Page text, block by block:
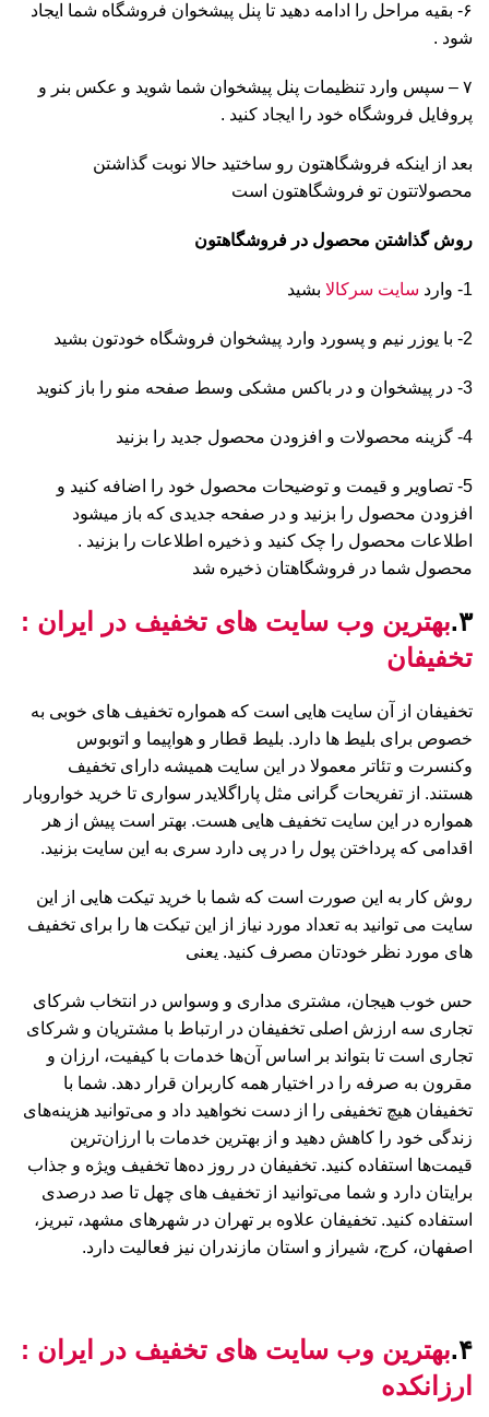
۶- بقیه مراحل را ادامه دهید تا پنل پیشخوان فروشگاه شما ایجاد
شود .
۷ – سپس وارد تنظیمات پنل پیشخوان شما شوید و عکس بنر و
پروفایل فروشگاه خود را ایجاد کنید .
بعد از اینکه فروشگاهتون رو ساختید حالا نوبت گذاشتن
محصولاتتون تو فروشگاهتون است
روش گذاشتن محصول در فروشگاهتون
1- وارد سایت سرکالا بشید
2- با یوزر نیم و پسورد وارد پیشخوان فروشگاه خودتون بشید
3- در پیشخوان و در باکس مشکی وسط صفحه منو را باز کنوید
4- گزینه محصولات و افزودن محصول جدید را بزنید
5- تصاویر و قیمت و توضیحات محصول خود را اضافه کنید و
افزودن محصول را بزنید و در صفحه جدیدی که باز میشود
اطلاعات محصول را چک کنید و ذخیره اطلاعات را بزنید .
محصول شما در فروشگاهتان ذخیره شد
۳. بهترین وب سایت های تخفیف در ایران :
تخفیفان
تخفیفان از آن سایت هایی است که همواره تخفیف های خوبی به
خصوص برای بلیط ها دارد. بلیط قطار و هواپیما و اتوبوس
و‌کنسرت و تئاتر معمولا در این سایت همیشه دارای تخفیف
هستند. از تفریحات گرانی مثل پاراگلایدر سواری تا خرید خواروبار
همواره در این سایت تخفیف هایی هست. بهتر است پیش از هر
اقدامی که پرداختن پول را در پی دارد سری به این سایت بزنید.
روش کار به این صورت است که شما با خرید تیکت هایی از این
سایت می توانید به تعداد مورد نیاز از این تیکت ها را برای تخفیف
های مورد نظر خودتان مصرف کنید. یعنی
حس خوب هیجان، مشتری مداری و وسواس در انتخاب شرکای
تجاری‌ سه ارزش اصلی تخفیفان در ارتباط با مشتریان و شرکای
تجاری است تا بتواند بر اساس آن‌ها خدمات با کیفیت، ارزان و
مقرون به صرفه را در اختیار همه کاربران قرار دهد. شما با
تخفیفان هیچ تخفیفی را از دست نخواهید داد و می‌توانید هزینه‌های
زندگی خود را کاهش دهید و از بهترین خدمات با ارزان‌ترین
قیمت‌ها استفاده کنید. تخفیفان در روز ده‌ها تخفیف ویژه و جذاب
برایتان دارد و شما می‌توانید از تخفیف های چهل تا صد درصدی
استفاده کنید. تخفیفان علاوه بر تهران در شهرهای مشهد، تبریز،
اصفهان، کرج، شیراز و استان مازندران نیز فعالیت دارد.
۴. بهترین وب سایت های تخفیف در ایران :
ارزانکده